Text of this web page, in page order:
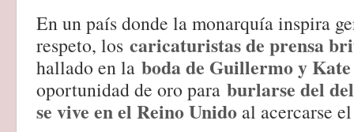
En un país donde la monarquía inspira
respeto, los caricaturistas de prensa
hallado en la boda de Guillermo y
oportunidad de oro para burlarse del
se vive en el Reino Unido al acercarse